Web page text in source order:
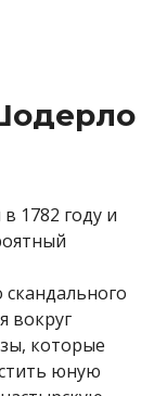
1782 году и
скандального
вокруг
которые
юную